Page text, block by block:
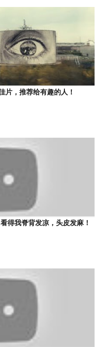
片，推荐给有趣的人！
得我脊背发凉，头皮发麻！